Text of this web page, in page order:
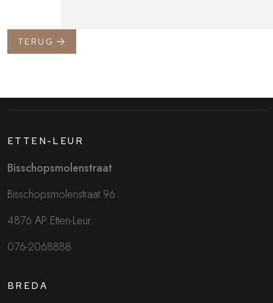
TERUG
ETTEN-LEUR
Bisschopsmolenstraat
Bisschopsmolenstraat 96
4876 AP Etten-Leur
076-2068888
BREDA